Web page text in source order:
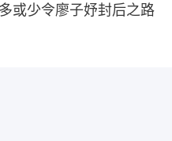
或少令廖子妤封后之路